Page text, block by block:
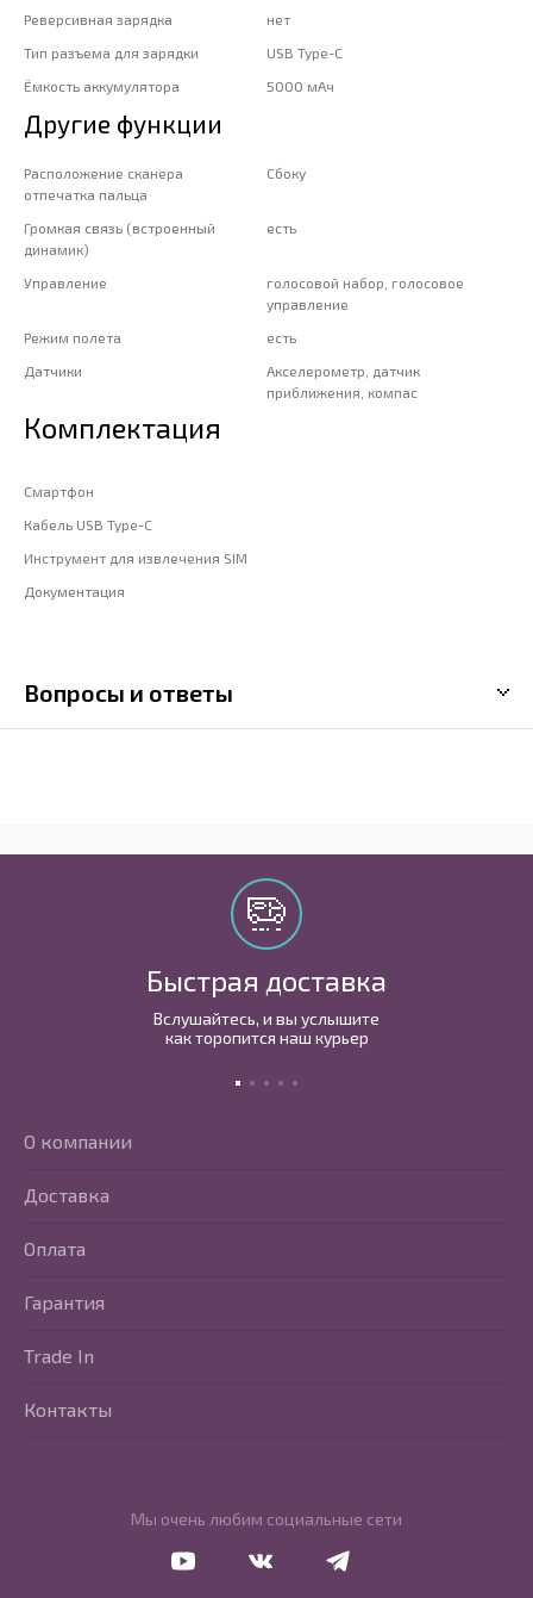
Реверсивная зарядка
нет
Тип разъема для зарядки
USB Type-C
Ёмкость аккумулятора
5000 мАч
Другие функции
Расположение сканера
отпечатка пальца
Сбоку
Громкая связь (встроенный
динамик)
есть
Управление
голосовой набор, голосовое
управление
Режим полета
есть
Датчики
Акселерометр, датчик
приближения, компас
Комплектация
Смартфон
Кабель USB Type-C
Инструмент для извлечения SIM
Документация
Вопросы и ответы
Быстрая доставка
Вслушайтесь, и вы услышите
как торопится наш курьер
Мы очень любим социальные сети
Перейти в VkontakteПерейти в Telegram
О компании
Доставка
Оплата
Гарантия
Trade In
Контакты